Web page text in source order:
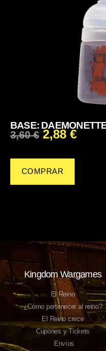
BASE:
3,60€ 2,88 €
COMPRAR
Kingdom Wargames
El Reino
¿Cómo pertenecer al reino?
El Reino crece
Cupones y Tickets
Envíos